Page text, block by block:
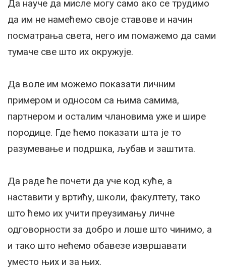
Да науче да мисле могу само ако се трудимо
да им не намећемо своје ставове и начин
посматрања света, него им помажемо да сами
тумаче све што их окружује.
Да воле им можемо показати личним
примером и односом са њима самима,
партнером и осталим члановима уже и шире
породице. Где ћемо показати шта је то
разумевање и подршка, љубав и заштита.
Да раде ће почети да уче код куће, а
наставити у вртићу, школи, факултету, тако
што ћемо их учити преузимању личне
одговорности за добро и лоше што чинимо, а
и тако што нећемо обавезе извршавати
уместо њих и за њих.